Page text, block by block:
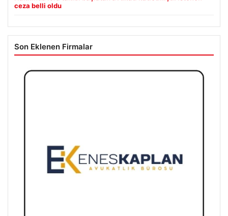
Güncel
Son Eklenen Firmalar